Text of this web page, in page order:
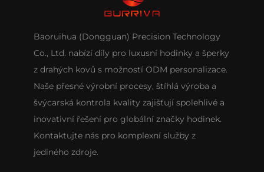
Baoruihua (Dongguan) Precision Technology
Co., Ltd. nabízí díly pro luxusní hodinky a šperky
z drahých kovů s možností ODM personalizace.
Naše přesné výrobní procesy, štíhlá výroba a
švýcarská kontrola kvality zajišťují spolehlivé a
inovativní řešení pro globální značky hodinek.
Kontaktujte nás pro komplexní služby z
jediného zdroje.